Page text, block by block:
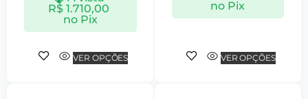
R$ 1.710,00
no Pix
VER OPÇÕES
no Pix
VER OPÇÕES